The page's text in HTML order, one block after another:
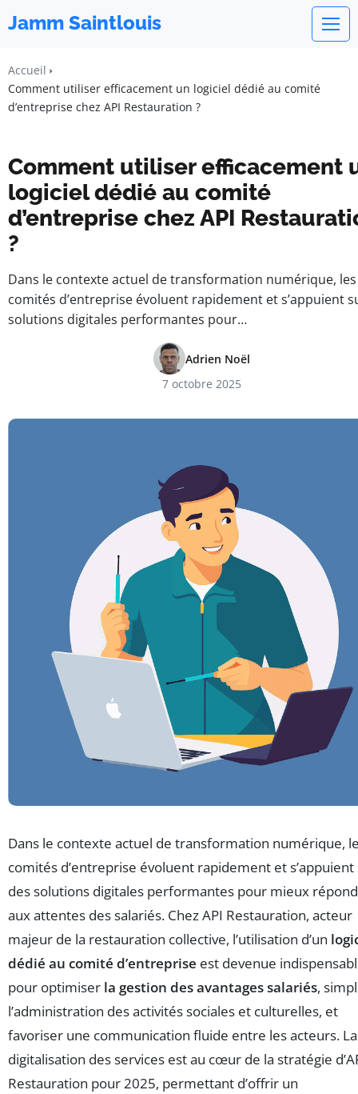
Jamm Saintlouis
Accueil
Comment utiliser efficacement un logiciel dédié au comité
d’entreprise chez API Restauration ?
Comment utiliser efficacement
logiciel dédié au comité
d’entreprise chez API
?
Dans le contexte actuel de transformation numérique, les
comités d’entreprise évoluent rapidement et s’appuient
solutions digitales performantes pour…
Adrien Noël
7 octobre 2025
Dans le contexte actuel de transformation numérique,
comités d’entreprise évoluent rapidement et s’appuient
des solutions digitales performantes pour mieux
aux attentes des salariés. Chez API Restauration, acteur
majeur de la restauration collective, l’utilisation d’un
dédié au comité d’entreprise est devenue
pour optimiser la gestion des avantages salariés,
l’administration des activités sociales et culturelles, et
favoriser une communication fluide entre les acteurs. La
digitalisation des services est au cœur de la stratégie
Restauration pour 2025, permettant d’offrir un